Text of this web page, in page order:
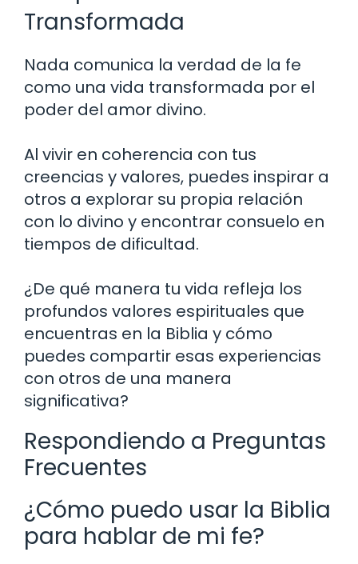
Transformada
Nada comunica la verdad de la fe
como una vida transformada por el
poder del amor divino.
Al vivir en coherencia con tus
creencias y valores, puedes inspirar a
otros a explorar su propia relación
con lo divino y encontrar consuelo en
tiempos de dificultad.
¿De qué manera tu vida refleja los
profundos valores espirituales que
encuentras en la Biblia y cómo
puedes compartir esas experiencias
con otros de una manera
significativa?
Respondiendo a Preguntas
Frecuentes
¿Cómo puedo usar la Biblia
para hablar de mi fe?